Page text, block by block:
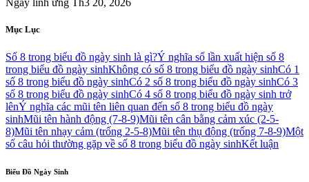
Ngày linh ứng Th3 20, 2026
Mục Lục
Số 8 trong biểu đồ ngày sinh là gì?Ý nghĩa số lần xuất hiện số 8
trong biểu đồ ngày sinhKhông có số 8 trong biểu đồ ngày sinhCó 1
số 8 trong biểu đồ ngày sinhCó 2 số 8 trong biểu đồ ngày sinhCó 3
số 8 trong biểu đồ ngày sinhCó 4 số 8 trong biểu đồ ngày sinh trở
lênÝ nghĩa các mũi tên liên quan đến số 8 trong biểu đồ ngày
sinhMũi tên hành động (7-8-9)Mũi tên cân bằng cảm xúc (2-5-
8)Mũi tên nhạy cảm (trống 2-5-8)Mũi tên thụ động (trống 7-8-9)Một
số câu hỏi thường gặp về số 8 trong biểu đồ ngày sinhKết luận
Biểu Đồ Ngày Sinh